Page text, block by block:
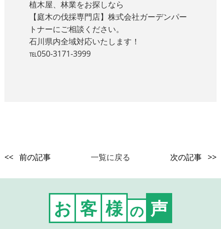
植木屋、林業をお探しなら
【庭木の伐採専門店】株式会社ガーデンパー
トナーにご相談ください。
石川県内全域対応いたします！
℡050-3171-3999
<< 前の記事 一覧に戻る 次の記事 >>
お 客 様 の 声